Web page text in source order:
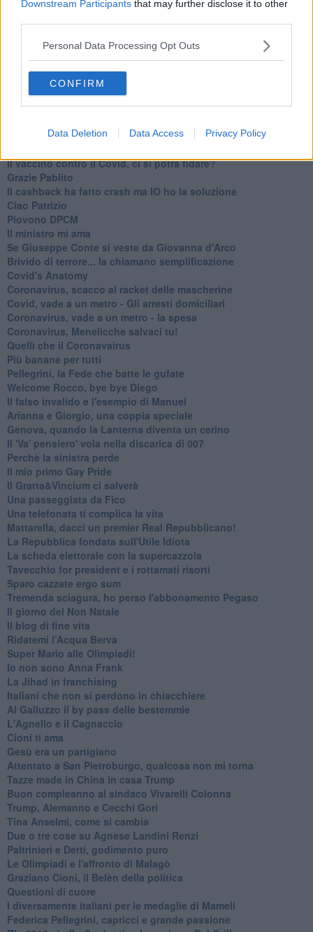
Downstream Participants that may further disclose it to other
Personal Data Processing Opt Outs
CONFIRM
Data Deletion Data Access Privacy Policy
scomparse
Ciao "Titostagno", sei stato il mio eroe
Ho fatto la terza
Maya
Caro amico politico entusiasmato dalle Olimpiadi
Piazze piene, piscine vuote ma che ne sanno Draghi e
​Il vaccino contro il Covid, ci si potrà fidare?
Grazie Pablito
Il cashback ha fatto crash ma IO ho la soluzione
Ciao Patrizio
Piovono DPCM
Il ministro mi ama
Se Giuseppe Conte si veste da Giovanna d'Arco
Brivido di terrore... la chiamano semplificazione
Covid's Anatomy
Coronavirus, scacco al racket delle mascherine
Covid, vade a un metro - Gli arresti domiciliari
Coronavirus, vade a un metro - la spesa
Coronavirus, Menelicche salvaci tu!
Quelli che il Coronavairus
Più banane per tutti
Pellegrini, la Fede che batte le gufate
Welcome Rocco, bye bye Diego
Il falso invalido e l'esempio di Manuel
Arianna e Giorgio, una coppia speciale
Genova, quando la Lanterna diventa un cerino
Il 'Va' pensiero' vola nella discarica di 007
Perchè la sinistra perde
Il mio primo Gay Pride
Il Gratta&Vincium ci salverà
Una passeggiata da Fico
Una telefonata ti complica la vita
Mattarella, dacci un premier Real Repubblicano!
La Repubblica fondata sull'Utile Idiota
La scheda elettorale con la supercazzola
Tavecchio for president e i rottamati risorti
Sparo cazzate ergo sum
Tremenda sciagura, ho perso l'abbonamento Pegaso
Il giorno del Non Natale
Il blog di fine vita
​Ridatemi l’Acqua Berva
Super Mario alle Olimpiadi!
Io non sono Anna Frank
​La Jihad in franchising
Italiani che non si perdono in chiacchiere
Al Galluzzo il by pass delle bestemmie
L'Agnello e il Cagnaccio
Cioni ti ama
​Gesù era un partigiano
Attentato a San Pietroburgo, qualcosa non mi torna
Tazze made in China in casa Trump
Buon compleanno al sindaco Vivarelli Colonna
Trump, Alemanno e Cecchi Gori
Tina Anselmi, come si cambia
Due o tre cose su Agnese Landini Renzi
Paltrinieri e Detti, godimento puro
Le Olimpiadi e l'affronto di Malagò
Graziano Cioni, il Belèn della politica
Questioni di cuore
I diversamente italiani per le medaglie di Mameli
Federica Pellegrini, capricci e grande passione